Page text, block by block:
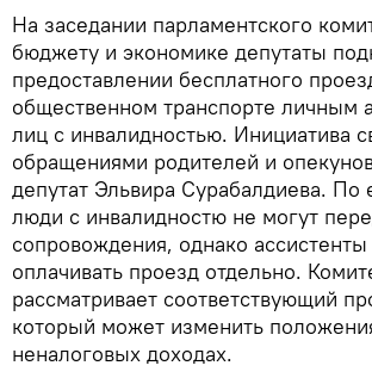
На заседании парламентского
бюджету и экономике депутаты
предоставлении бесплатного
общественном транспорте личным
лиц с инвалидностью. Инициатива
обращениями родителей и
депутат Эльвира Сурабалдиева. По
люди с инвалидностю не могут
сопровождения, однако
оплачивать проезд отдельно.
рассматривает соответствующий
который может изменить
неналоговых доходах.